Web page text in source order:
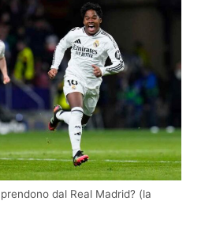
dal Real Madrid? (la